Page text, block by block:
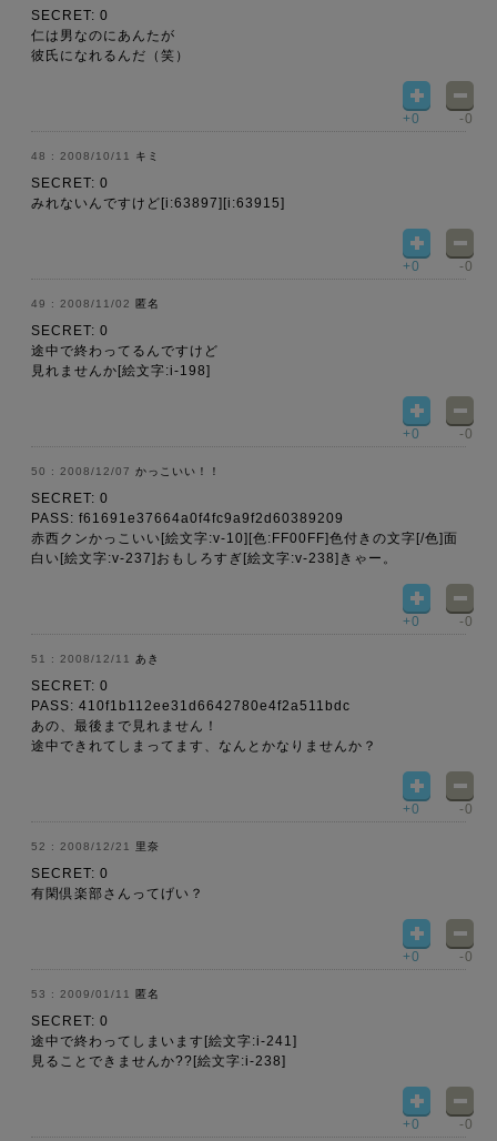
SECRET: 0
仁は男なのにあんたが
彼氏になれるんだ（笑）
+0 -0
2008/10/11 キミ
SECRET: 0
みれないんですけど[i:63897][i:63915]
+0 -0
2008/11/02 匿名
SECRET: 0
途中で終わってるんですけど
見れませんか[絵文字:i-198]
+0 -0
2008/12/07 かっこいい！！
SECRET: 0
PASS: f61691e37664a0f4fc9a9f2d60389209
赤西クンかっこいい[絵文字:v-10][色:FF00FF]色付きの文字[/色]面
白い[絵文字:v-237]おもしろすぎ[絵文字:v-238]きゃー。
+0 -0
2008/12/11 あき
SECRET: 0
PASS: 410f1b112ee31d6642780e4f2a511bdc
あの、最後まで見れません！
途中できれてしまってます、なんとかなりませんか？
+0 -0
2008/12/21 里奈
SECRET: 0
有閑倶楽部さんってげい？
+0 -0
2009/01/11 匿名
SECRET: 0
途中で終わってしまいます[絵文字:i-241]
見ることできませんか??[絵文字:i-238]
+0 -0